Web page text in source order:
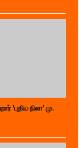
'புதிய நிலா' மு.